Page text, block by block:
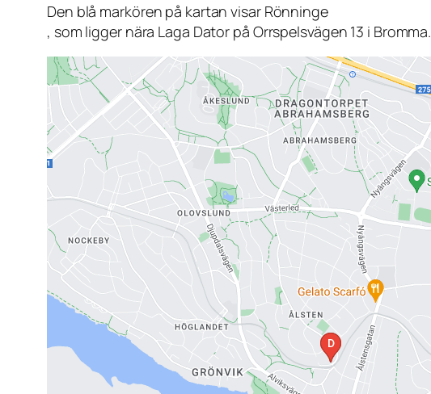
Den blå markören på kartan visar Rönninge
, som ligger nära Laga Dator på Orrspelsvägen 13 i Bromma.